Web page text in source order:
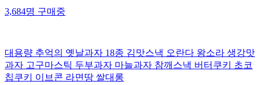
3,684명구매중
대용량 추억의 옛날과자 18종 김맛스낵 오란다 왕소라 생강맛
과자 고구마스틱 두부과자 마늘과자 참깨스낵 버터쿠키 초코
칩쿠키 이브콘 라면땅 쌀대롱